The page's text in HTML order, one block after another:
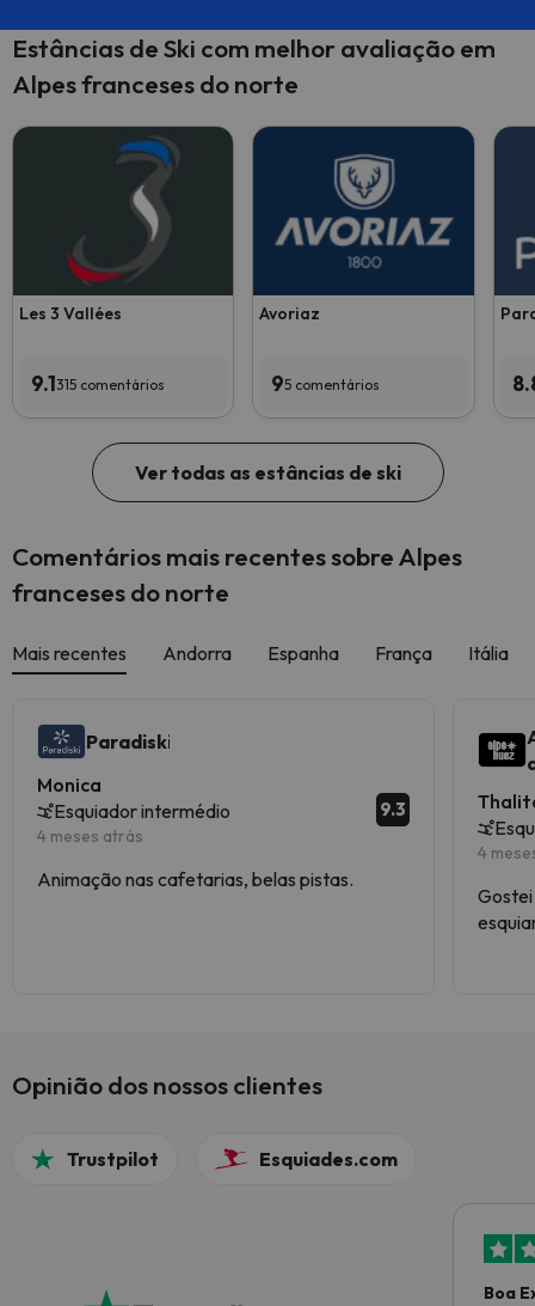
Estâncias de Ski com melhor avaliação em
Alpes franceses do norte
Les 3 Vallées
9.1315 comentários
Avoriaz
95 comentários
Ver todas as estâncias de ski
Comentários mais recentes sobre Alpes
franceses do norte
Mais recentes Andorra Espanha França Itália
Paradiski
Monica
Esquiador intermédio
4 meses atrás
9.3
Animação nas cafetarias, belas pistas.
4
Opinião dos nossos clientes
Trustpilot Esquiades.com
Boa